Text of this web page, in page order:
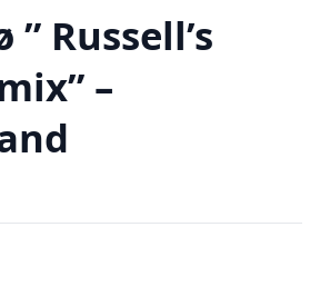
Russell’s
–